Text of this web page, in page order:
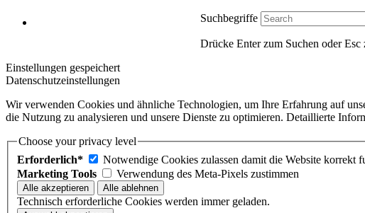
Suchbegriffe
Drücke Enter zum Suchen oder Esc
Einstellungen gespeichert
Datenschutzeinstellungen
Wir verwenden Cookies und ähnliche Technologien, um Ihre Erfahrung auf
die Nutzung zu analysieren und unsere Dienste zu optimieren. Detaillierte
Choose your privacy level
Erforderlich*
Notwendige Cookies zulassen damit die Website korrekt
Marketing Tools
Verwendung des Meta-Pixels zustimmen
Technisch erforderliche Cookies werden immer geladen.